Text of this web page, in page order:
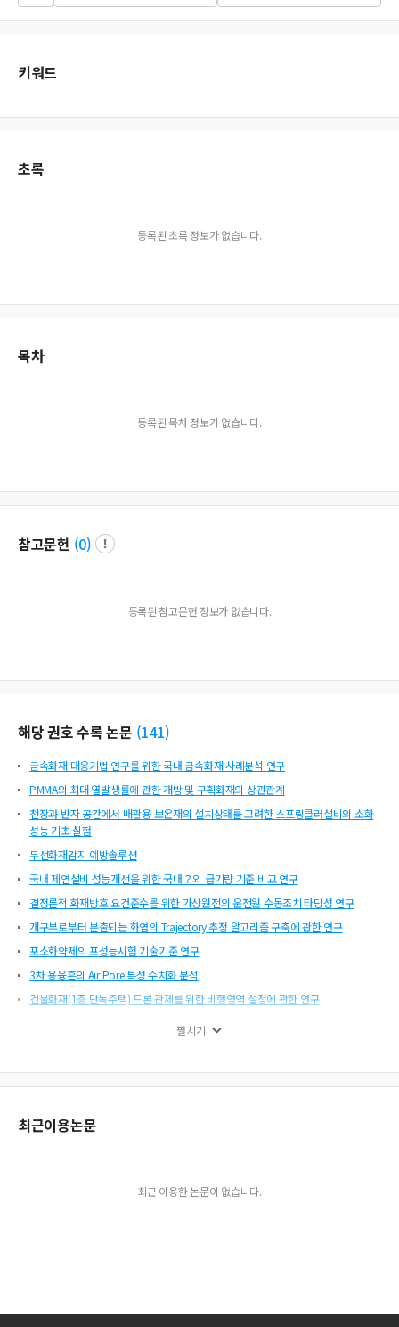
찾기
키워드
초록
등록된 초록 정보가 없습니다.
목차
등록된 목차 정보가 없습니다.
참고문헌 (0)
등록된 참고문헌 정보가 없습니다.
해당 권호 수록 논문 (141)
금속화재 대응기법 연구를 위한 국내 금속화재 사례분석 연구
PMMA의 최대 열발생률에 관한 개방 및 구획화재의 상관관계
천장과 반자 공간에서 배관용 보온재의 설치상태를 고려한 스프링클러설비의 소화
성능 기초 실험
무선화재감지 예방솔루션
국내 제연설비 성능개선을 위한 국내？외 급기량 기준 비교 연구
결정론적 화재방호 요건준수를 위한 가상원전의 운전원 수동조치 타당성 연구
개구부로부터 분출되는 화염의 Trajectory 추정 알고리즘 구축에 관한 연구
포소화약제의 포성능시험 기술기준 연구
3차 용융흔의 Air Pore 특성 수치화 분석
건물화재(1층 단독주택) 드론 관제를 위한 비행영역 설정에 관한 연구
전동형 동력승강기에 장착된 이중안전장치에 대한 구조해석
구획실 화재 시 수평 및 수직 개구부 영향 검토를 위한 선행 축소모형 실험
에너지저장장치(ESS)의 스프링클러설비 적용을 위한 고려사항
불활성기체소화설비 설계가정 및 절차를 고려한 성능확보 방안 연구
국가배상으로 이어진 화재사례 분석
펼치기
최근이용논문
최근 이용한 논문이 없습니다.